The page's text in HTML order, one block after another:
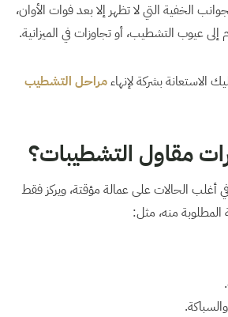
الخفية التي لا تظهر إلا بعد فوات الأوان،
إلى عيوب التشطيب، أو تجاوزات في الميزانية.
الاستعانة بشركة لإنهاءمراحل التشطيب
مقاول التشطيبات؟
أغلب الحالات على عمالة مؤقتة، ويركز فقط
المطلوبة منه، مثل: